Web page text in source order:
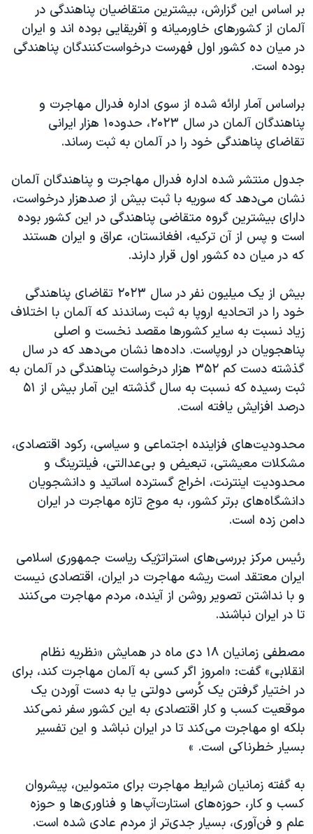
چهل سال گروگان‌گیری
قانون شفافیت دارائی کادر رهبری ایران
اعتراضات مردمی آبان ۹۸
نرگس محمدی برنده جایزه نوبل صلح
همایش محافظه‌کاران آمریکا «سی‌پک»
سفر پرزیدنت ترامپ به چین
بر اساس این گزارش، بیشترین متقاضیان پناهندگی در
آلمان از کشور‌های خاورمیانه و آفریقایی بوده اند و ایران
در میان ده کشور اول فهرست درخواست‌کنندگان پناهندگی
بوده است.
براساس آمار ارائه شده از سوی اداره فدرال مهاجرت و
پناهندگان آلمان در سال ۲۰۲۳، حدود۱۰ هزار ایرانی
تقاضای پناهندگی خود را در آلمان به ثبت رساند.
جدول منتشر شده اداره فدرال مهاجرت و پناهندگان آلمان
نشان می‌دهد که سوریه با ثبت بیش از صدهزار درخواست،
دارای بیشترین گروه متقاضی پناهندگی در این کشور بوده
است و پس از آن ترکیه، افغانستان، عراق و ایران هستند
که در میان ده کشور اول قرار دارند.
بیش از یک میلیون نفر در سال ۲۰۲۳ تقاضای پناهندگی
خود را در اتحادیه اروپا به ثبت رساندند که آلمان با اختلاف
زیاد نسبت به سایر کشور‌ها مقصد نخست و اصلی
پناهجویان در اروپاست. داده‌ها نشان می‌دهد که در سال
گذشته دست کم ۳۵۲ هزار درخواست پناهندگی در آلمان به
ثبت رسیده که نسبت به سال گذشته این آمار بیش از ۵۱
درصد افزایش یافته است.
محدودیت‌های فزاینده اجتماعی و سیاسی، رکود اقتصادی،
مشکلات معیشتی، تبعیض و بی‌عدالتی، فیلترینگ و
محدودیت اینترنت، اخراج گسترده اساتید و دانشجویان
دانشگاه‌های برتر کشور، به موج تازه مهاجرت در ایران
دامن زده است.
رئیس مرکز بررسی‌های استراتژیک ریاست جمهوری اسلامی
ایران معتقد است ریشه مهاجرت در ایران، اقتصادی نیست
و با نداشتن تصویر روشن از آینده، مردم مهاجرت می‌کنند
تا در ایران نباشند.
مصطفی زمانیان ۱۸ دی ماه در همایش «نظریه نظام
انقلابی» گفت: «امروز اگر کسی به آلمان مهاجرت کند، برای
در اختیار گرفتن یک کُرسی دولتی یا به دست آوردن یک
موقعیت کسب و کار اقتصادی به این کشور سفر نمی‌کند
بلکه او مهاجرت می‌کند تا در ایران نباشد و این تفسیر
بسیار خطرناکی است. »
به گفته زمانیان شرایط مهاجرت برای متمولین، پیشروان
کسب و کار، حوزه‌های استارت‌آپ‌ها و فناوری‌ها و حوزه
علم و فن‌آوری، بسیار جدی‌تر از مردم عادی شده است.